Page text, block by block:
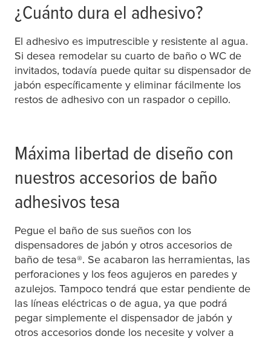
¿Cuánto dura el adhesivo?
El adhesivo es imputrescible y resistente al agua.
Si desea remodelar su cuarto de baño o WC de
invitados, todavía puede quitar su dispensador de
jabón específicamente y eliminar fácilmente los
restos de adhesivo con un raspador o cepillo.
Máxima libertad de diseño con
nuestros accesorios de baño
adhesivos tesa
Pegue el baño de sus sueños con los
dispensadores de jabón y otros accesorios de
baño de tesa®. Se acabaron las herramientas, las
perforaciones y los feos agujeros en paredes y
azulejos. Tampoco tendrá que estar pendiente de
las líneas eléctricas o de agua, ya que podrá
pegar simplemente el dispensador de jabón y
otros accesorios donde los necesite y volver a